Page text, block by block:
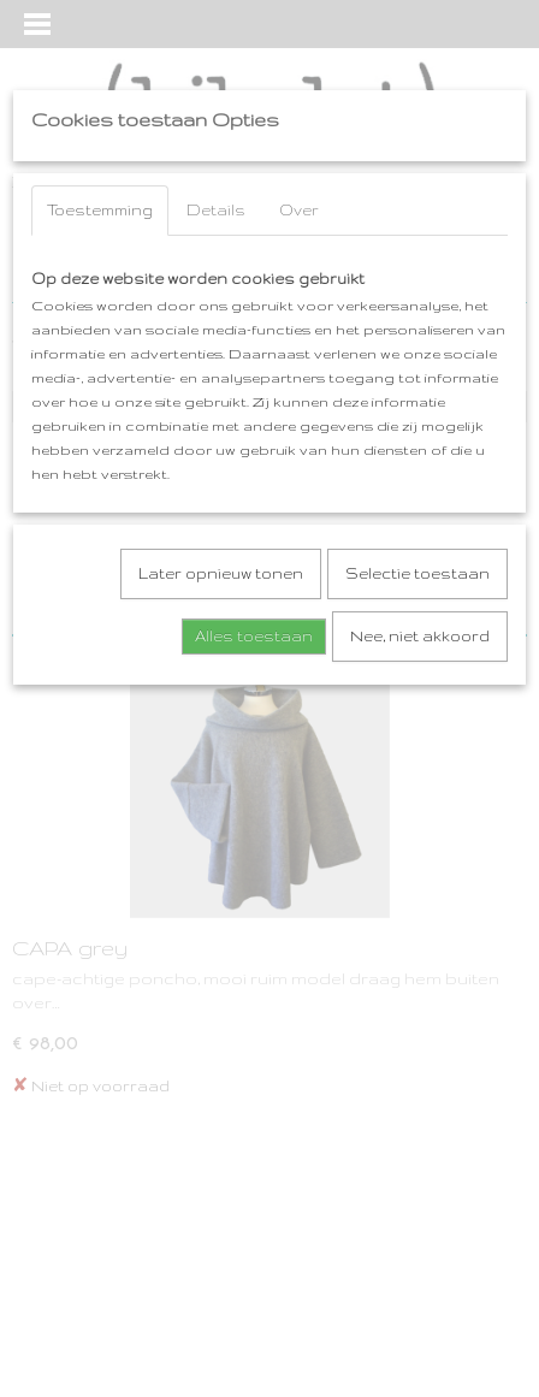
Inloggen Registreren
Home>tatez-y>CAPA
tatez-y
CAPA
CAPELET
SHAWL tatez-y
SHAWLKRAGEN gebreid
Sorteer op:
CAPA grey
cape-achtige poncho, mooi ruim model draag hem buiten
over…
€ 98,00
✘ Niet op voorraad
Cookies toestaan Opties
Toestemming Details Over
Op deze website worden cookies gebruikt
Cookies worden door ons gebruikt voor verkeersanalyse, het
aanbieden van sociale media-functies en het personaliseren van
informatie en advertenties. Daarnaast verlenen we onze sociale
media-, advertentie- en analysepartners toegang tot informatie
over hoe u onze site gebruikt. Zij kunnen deze informatie
gebruiken in combinatie met andere gegevens die zij mogelijk
hebben verzameld door uw gebruik van hun diensten of die u
hen hebt verstrekt.
Later opnieuw tonen Selectie toestaan
Alles toestaan Nee, niet akkoord